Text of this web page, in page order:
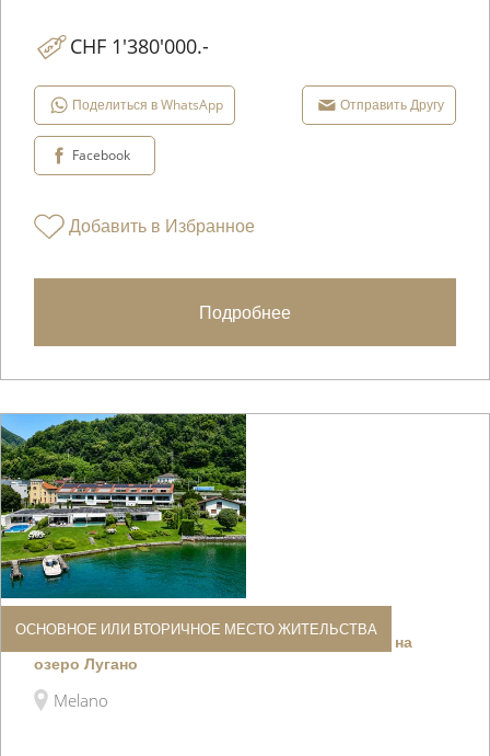
CHF 1'380'000.-
Поделиться в WhatsApp Отправить Другу
Facebook
Добавить в Избранное
Подробнее
ОСНОВНОЕ ИЛИ ВТОРИЧНОЕ МЕСТО ЖИТЕЛЬСТВА
Изысканная квартира с великолепным видом на
озеро Лугано
Melano